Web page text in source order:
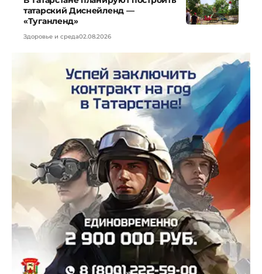
татарский Диснейленд —
«Туганленд»
Здоровье и среда02.08.2026